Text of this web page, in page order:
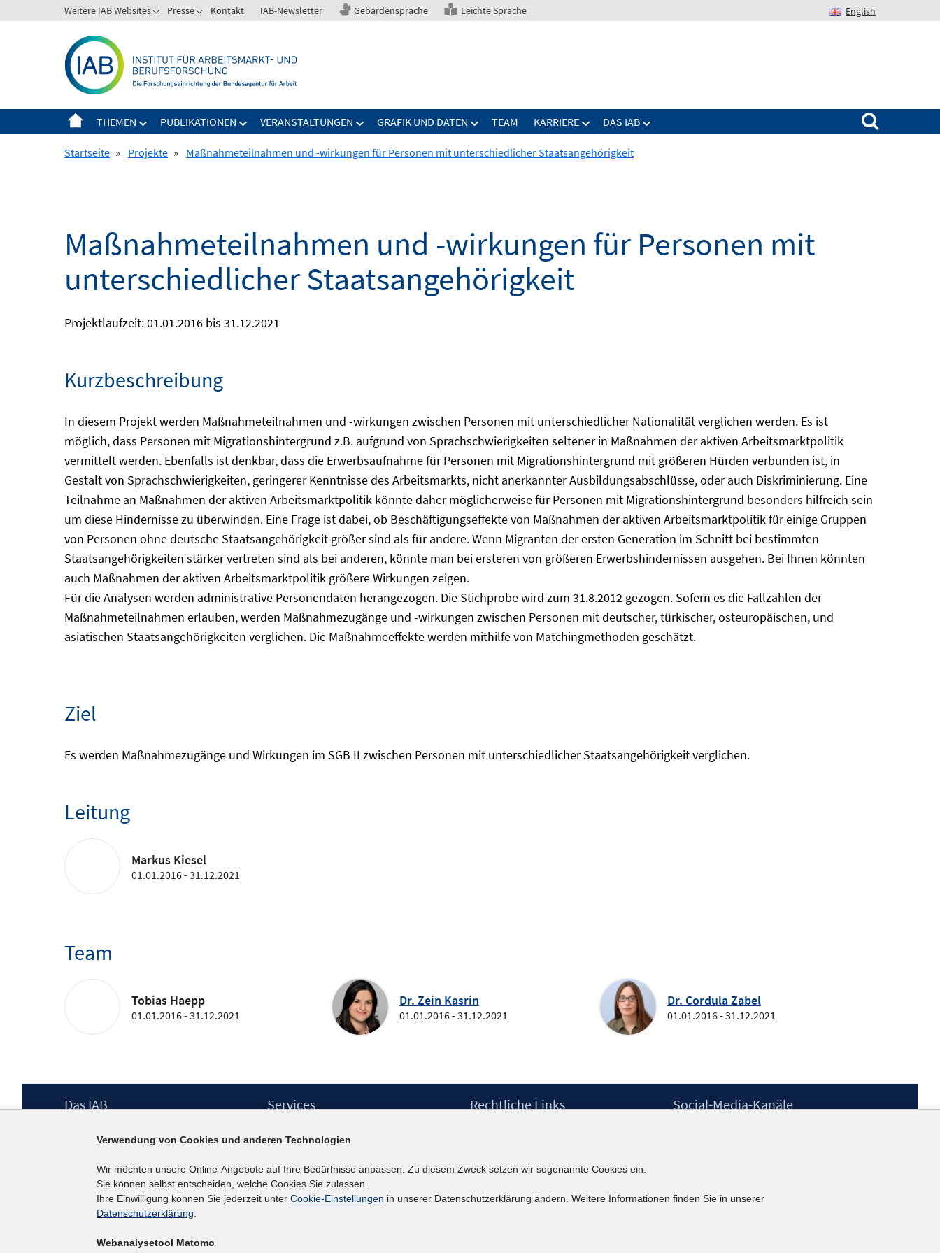
zum
Weitere IAB Websites Presse Kontakt IAB-Newsletter Gebärdensprache Leichte Sprache English
THEMEN PUBLIKATIONEN VERANSTALTUNGEN GRAFIK UND DATEN TEAM KARRIERE DAS IAB
Suchen nach:
Startseite » Projekte » Maßnahmeteilnahmen und -wirkungen für Personen mit unterschiedlicher Staatsangehörigkeit
Maßnahmeteilnahmen und -wirkungen für Personen mit
unterschiedlicher Staatsangehörigkeit
Projektlaufzeit: 01.01.2016 bis 31.12.2021
Kurzbeschreibung
In diesem Projekt werden Maßnahmeteilnahmen und -wirkungen zwischen Personen mit unterschiedlicher Nationalität verglichen werden. Es ist
möglich, dass Personen mit Migrationshintergrund z.B. aufgrund von Sprachschwierigkeiten seltener in Maßnahmen der aktiven Arbeitsmarktpolitik
vermittelt werden. Ebenfalls ist denkbar, dass die Erwerbsaufnahme für Personen mit Migrationshintergrund mit größeren Hürden verbunden ist, in
Gestalt von Sprachschwierigkeiten, geringerer Kenntnisse des Arbeitsmarkts, nicht anerkannter Ausbildungsabschlüsse, oder auch Diskriminierung. Eine
Teilnahme an Maßnahmen der aktiven Arbeitsmarktpolitik könnte daher möglicherweise für Personen mit Migrationshintergrund besonders hilfreich sein
um diese Hindernisse zu überwinden. Eine Frage ist dabei, ob Beschäftigungseffekte von Maßnahmen der aktiven Arbeitsmarktpolitik für einige Gruppen
von Personen ohne deutsche Staatsangehörigkeit größer sind als für andere. Wenn Migranten der ersten Generation im Schnitt bei bestimmten
Staatsangehörigkeiten stärker vertreten sind als bei anderen, könnte man bei ersteren von größeren Erwerbshindernissen ausgehen. Bei Ihnen könnten
auch Maßnahmen der aktiven Arbeitsmarktpolitik größere Wirkungen zeigen.
Für die Analysen werden administrative Personendaten herangezogen. Die Stichprobe wird zum 31.8.2012 gezogen. Sofern es die Fallzahlen der
Maßnahmeteilnahmen erlauben, werden Maßnahmezugänge und -wirkungen zwischen Personen mit deutscher, türkischer, osteuropäischen, und
asiatischen Staatsangehörigkeiten verglichen. Die Maßnahmeeffekte werden mithilfe von Matchingmethoden geschätzt.
Ziel
Es werden Maßnahmezugänge und Wirkungen im SGB II zwischen Personen mit unterschiedlicher Staatsangehörigkeit verglichen.
Leitung
Markus Kiesel
01.01.2016 - 31.12.2021
Team
Tobias Haepp
01.01.2016 - 31.12.2021
Dr. Zein Kasrin
01.01.2016 - 31.12.2021
Dr. Cordula Zabel
01.01.2016 - 31.12.2021
Footer
Das IAB
Berufsforschung (IAB) – unser Leitbild
Institutsleitung
Graduiertenprogramm
Befragungen
Projekte
Services
IAB-Newsletter
Kontakt
Rechtliche Links
Erklärung zur Barrierefreiheit
Social-Media-Kanäle
kununu
Verwendung von Cookies und anderen Technologien
Wir möchten unsere Online-Angebote auf Ihre Bedürfnisse anpassen. Zu diesem Zweck setzen wir sogenannte Cookies ein.
Sie können selbst entscheiden, welche Cookies Sie zulassen.
Ihre Einwilligung können Sie jederzeit unter Cookie-Einstellungen in unserer Datenschutzerklärung ändern. Weitere Informationen finden Sie in unserer
Datenschutzerklärung.
Webanalysetool Matomo